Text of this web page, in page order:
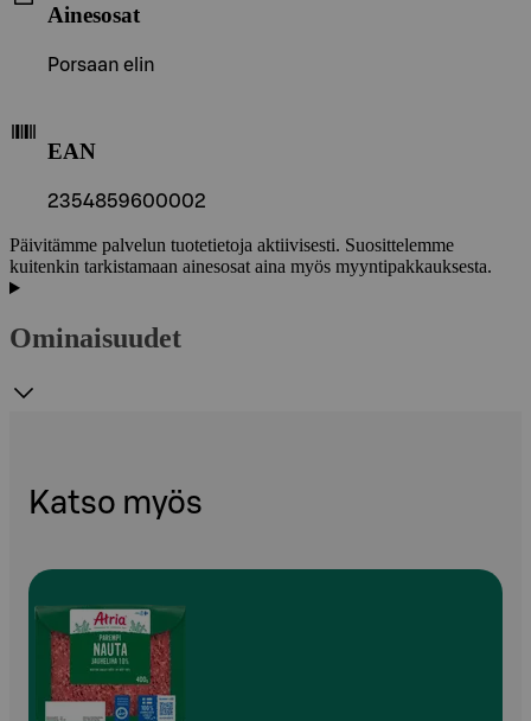
Ainesosat
Porsaan elin
EAN
2354859600002
Päivitämme palvelun tuotetietoja aktiivisesti. Suosittelemme
kuitenkin tarkistamaan ainesosat aina myös myyntipakkauksesta.
Ominaisuudet
Katso myös